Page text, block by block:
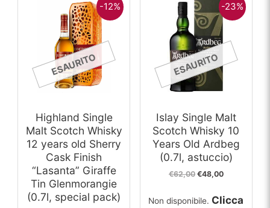
-12%
ESAURITO
Highland Single
Malt Scotch Whisky
12 years old Sherry
Cask Finish
“Lasanta” Giraffe
Tin Glenmorangie
(0.7l, special pack)
-23%
ESAURITO
Islay Single Malt
Scotch Whisky 10
Years Old Ardbeg
(0.7l, astuccio)
€62,00 Il
era:
€48,00Il
è:
Non disponibile. Clicca